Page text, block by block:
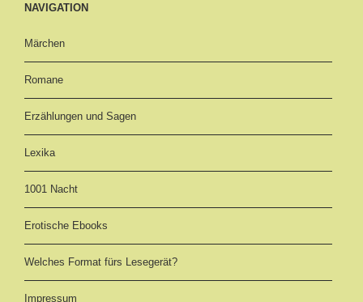
NAVIGATION
Märchen
Romane
Erzählungen und Sagen
Lexika
1001 Nacht
Erotische Ebooks
Welches Format fürs Lesegerät?
Impressum